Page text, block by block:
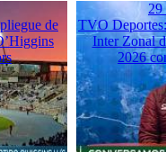
de
29
TVO
Inter Zonal
2026